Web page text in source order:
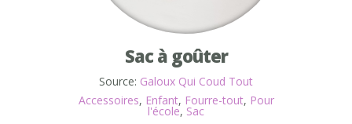
Sac à goûter
Source: Galoux Qui Coud Tout
Accessoires, Enfant, Fourre-tout, Pour
l'école, Sac